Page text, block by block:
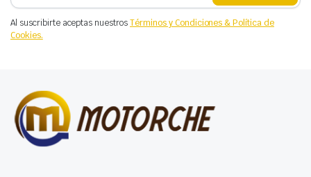
Al suscribirte aceptas nuestrosTérminos y Condiciones & Política de
Cookies.